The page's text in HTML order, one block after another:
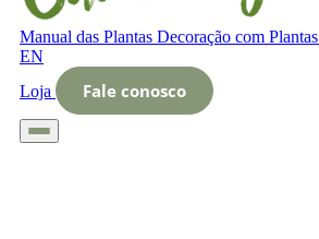
Manual das Plantas Decoração com Plantas
EN
Loja
Fale conosco